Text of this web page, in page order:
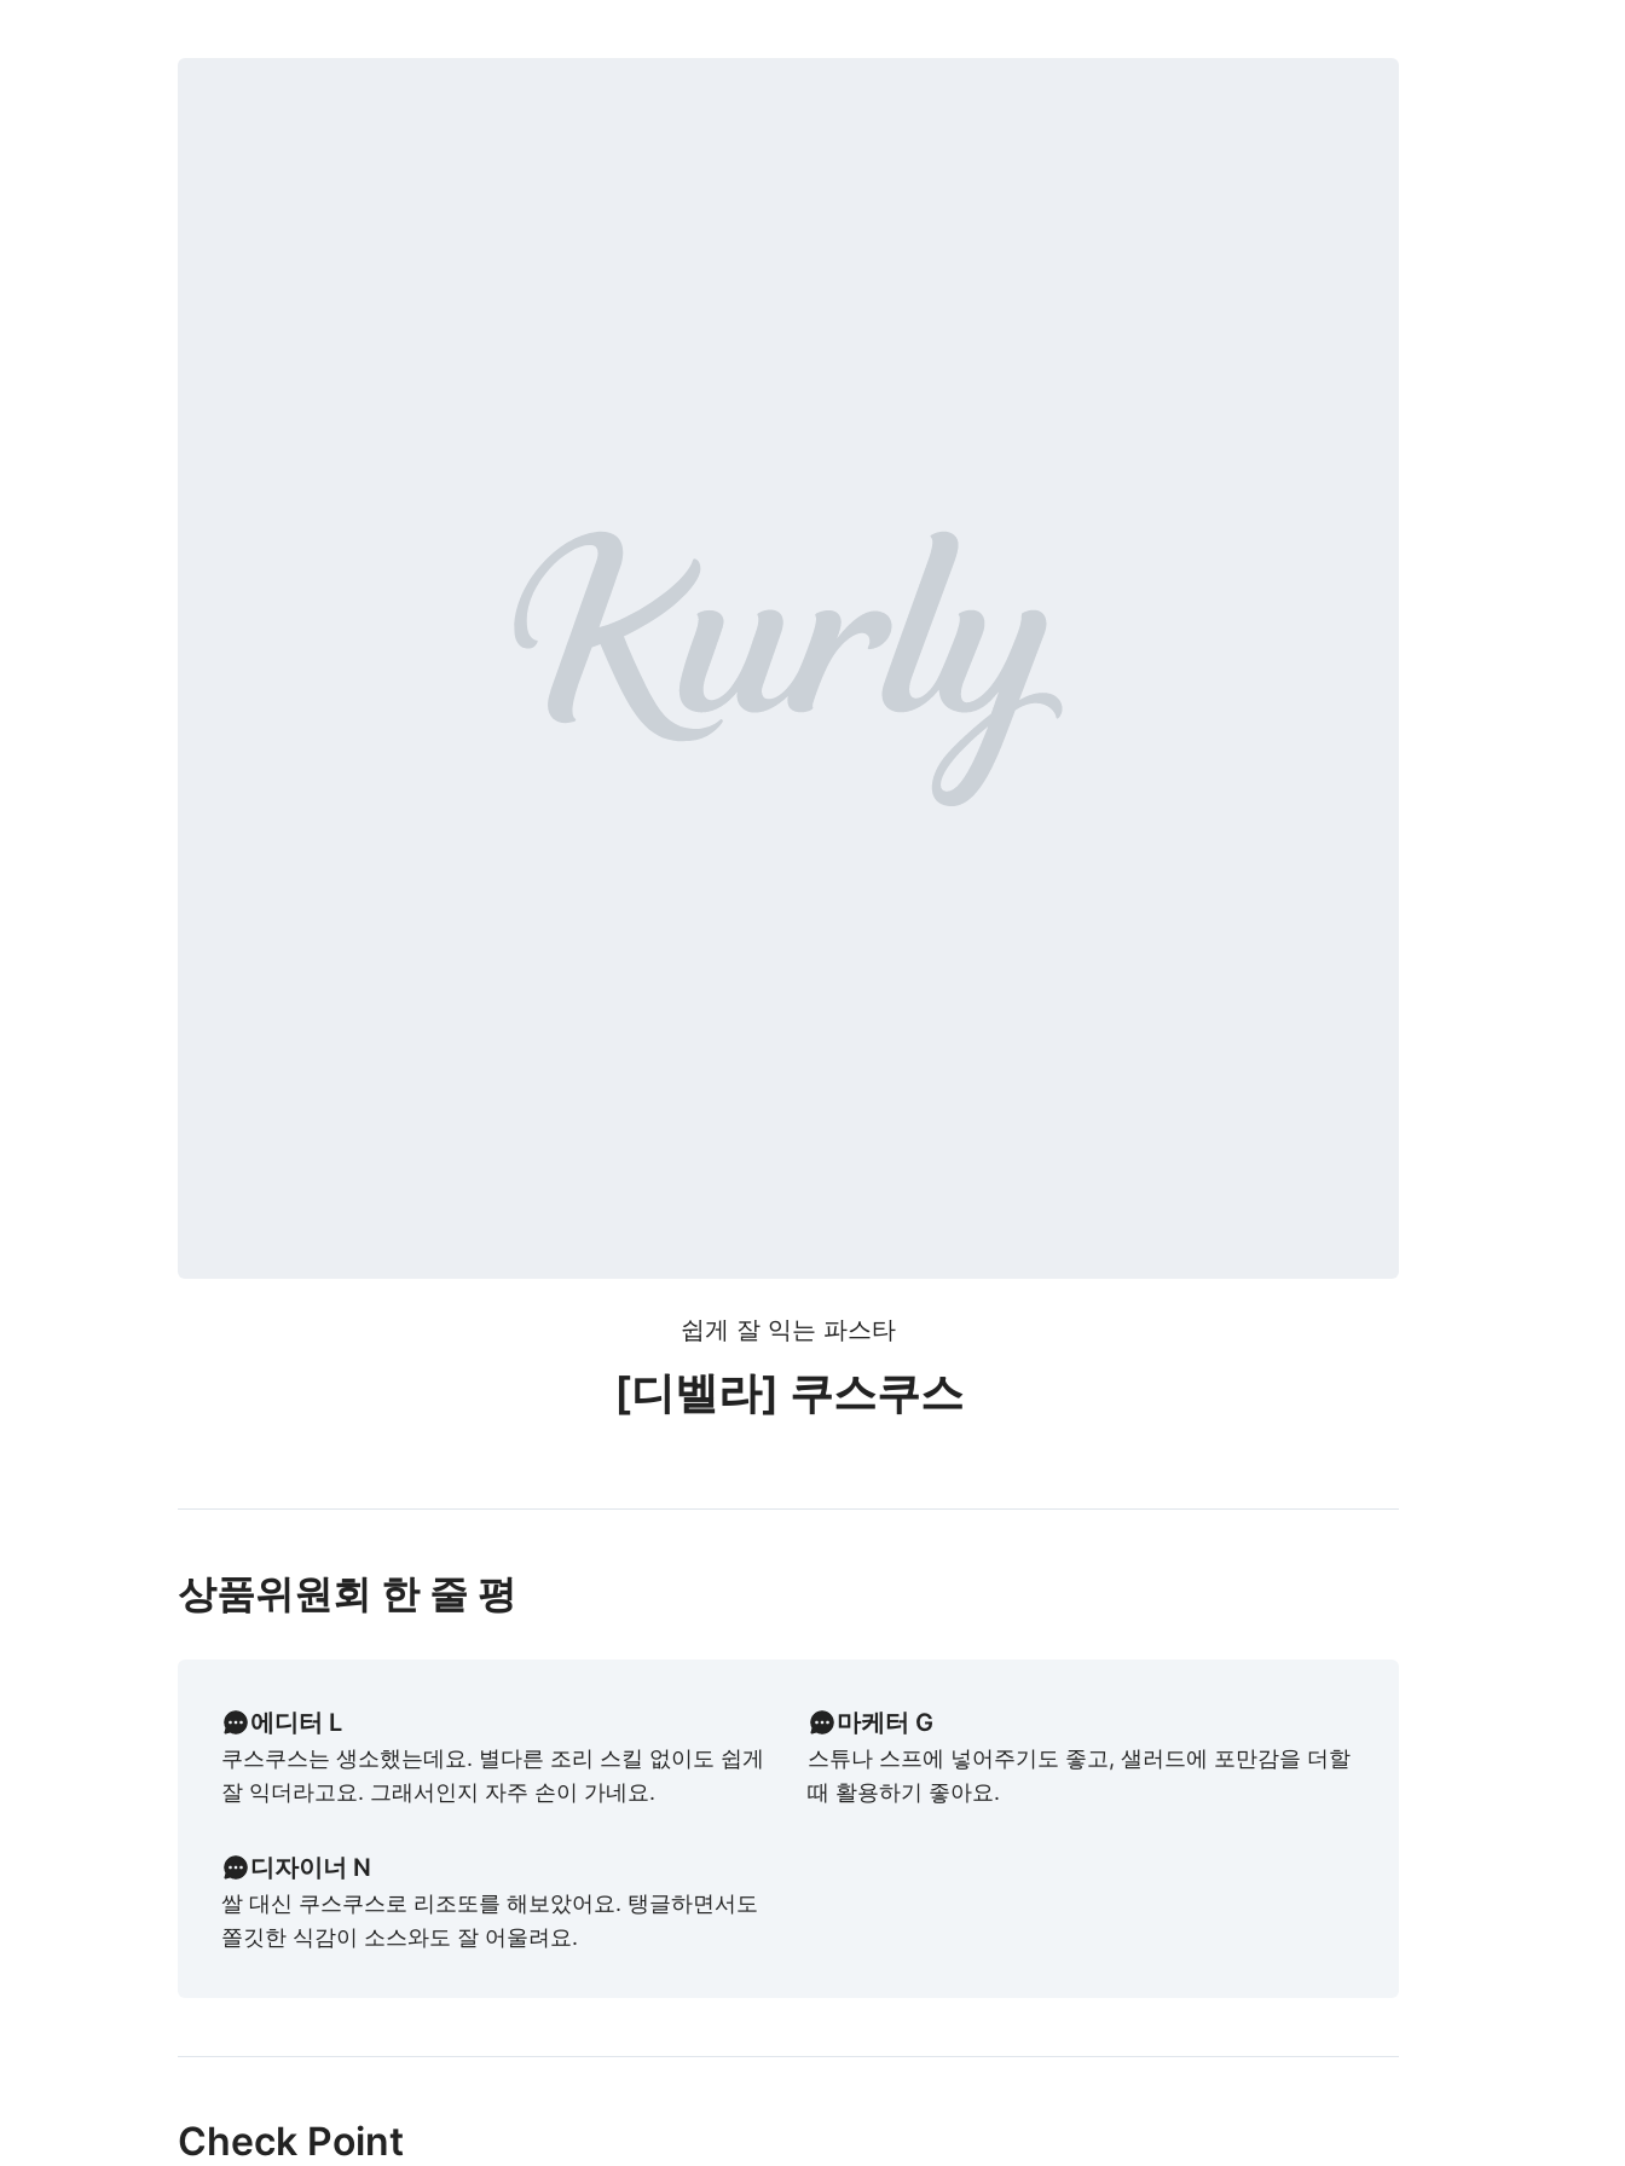
쉽게 잘 익는 파스타
[디벨라] 쿠스쿠스
상품위원회 한 줄 평
에디터 L
쿠스쿠스는 생소했는데요. 별다른 조리 스킬 없이도 쉽게
잘 익더라고요. 그래서인지 자주 손이 가네요.
마케터 G
스튜나 스프에 넣어주기도 좋고, 샐러드에 포만감을 더할
때 활용하기 좋아요.
디자이너 N
쌀 대신 쿠스쿠스로 리조또를 해보았어요. 탱글하면서도
쫄깃한 식감이 소스와도 잘 어울려요.
Check Point